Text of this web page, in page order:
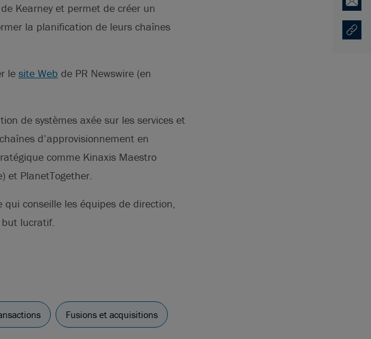
Kearney et permet de créer un
la planification de leurs chaînes
le site Web de PR Newswire (en
de systèmes axée sur les services et
d’approvisionnement en
comme Kinaxis Maestro
et PlanetTogether.
conseille les équipes de direction,
but lucratif.
Fusions et acquisitions
Email
Copy